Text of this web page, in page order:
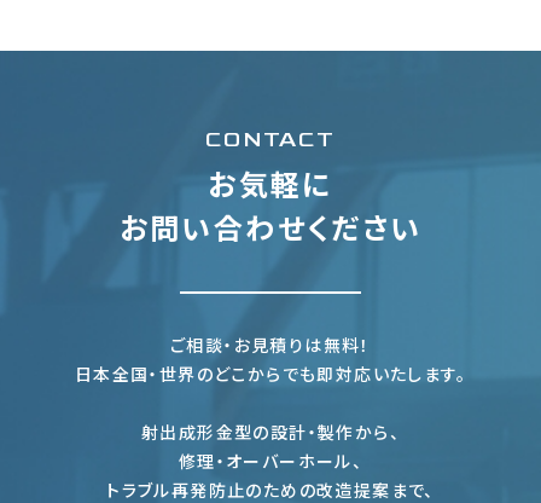
CONTACT
お気軽に
お問い合わせください
ご相談・お見積りは無料！
日本全国・世界のどこからでも即対応いたします。
射出成形金型の設計・製作から、
修理・オーバーホール、
トラブル再発防止のための改造提案まで、